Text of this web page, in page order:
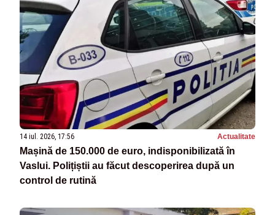
14 iul. 2026, 17:56 Actualitate
Mașină de 150.000 de euro, indisponibilizată în
Vaslui. Polițiștii au făcut descoperirea după un
control de rutină